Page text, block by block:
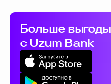
Больше выгоды
с Uzum Bank